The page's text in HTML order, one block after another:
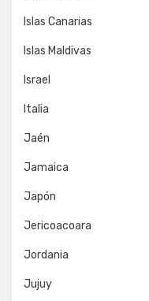
Islas Canarias
Islas Maldivas
Israel
Italia
Jaén
Jamaica
Japón
Jericoacoara
Jordania
Jujuy